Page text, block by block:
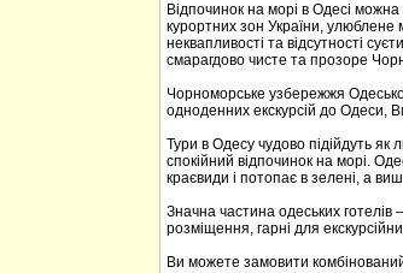
Відпочинок на морі в Одесі
курортних зон України, улюблене
неквапливості та відсутності
смарагдово чисте та прозоре
Чорноморське узбережжя
одноденних екскурсій до Одеси,
Тури в Одесу чудово підійдуть як
спокійний відпочинок на морі.
краєвиди і потопає в зелені, а
Значна частина одеських готелів
розміщення, гарні для
Ви можете замовити